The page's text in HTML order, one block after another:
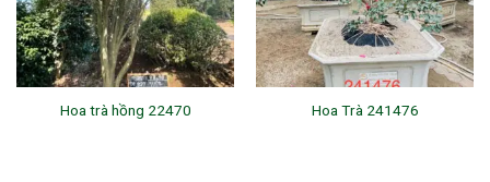
Hoa trà hồng 22470 Hoa Trà 241476